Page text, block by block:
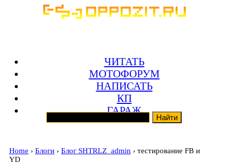
ЧИТАТЬ
МОТОФОРУМ
НАПИСАТЬ
КП
ГАРАЖ
Home › Блоги › Блог SHTRLZ_admin › тестирование FB и
YD